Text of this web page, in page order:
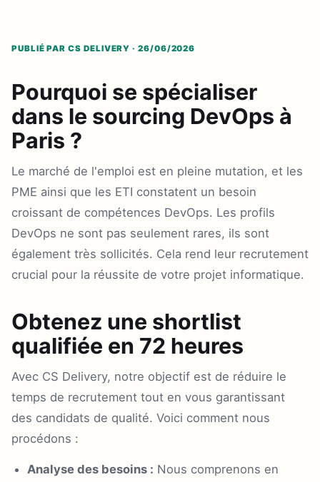
PUBLIÉ PAR CS DELIVERY · 26/06/2026
Pourquoi se spécialiser
dans le sourcing DevOps à
Paris ?
Le marché de l'emploi est en pleine mutation, et les
PME ainsi que les ETI constatent un besoin
croissant de compétences DevOps. Les profils
DevOps ne sont pas seulement rares, ils sont
également très sollicités. Cela rend leur recrutement
crucial pour la réussite de votre projet informatique.
Obtenez une shortlist
qualifiée en 72 heures
Avec CS Delivery, notre objectif est de réduire le
temps de recrutement tout en vous garantissant
des candidats de qualité. Voici comment nous
procédons :
Analyse des besoins : Nous comprenons en